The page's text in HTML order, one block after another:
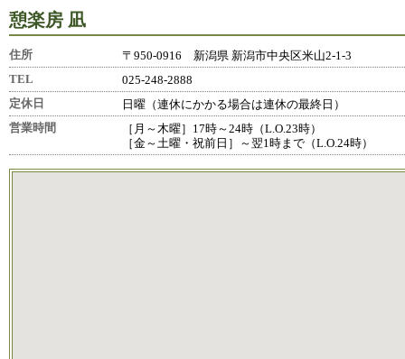
憩楽房 凪
住所
〒950-0916 新潟県 新潟市中央区米山2-1-3
TEL
025-248-2888
定休日
日曜（連休にかかる場合は連休の最終日）
営業時間
［月～木曜］17時～24時（L.O.23時）
［金～土曜・祝前日］～翌1時まで（L.O.24時）